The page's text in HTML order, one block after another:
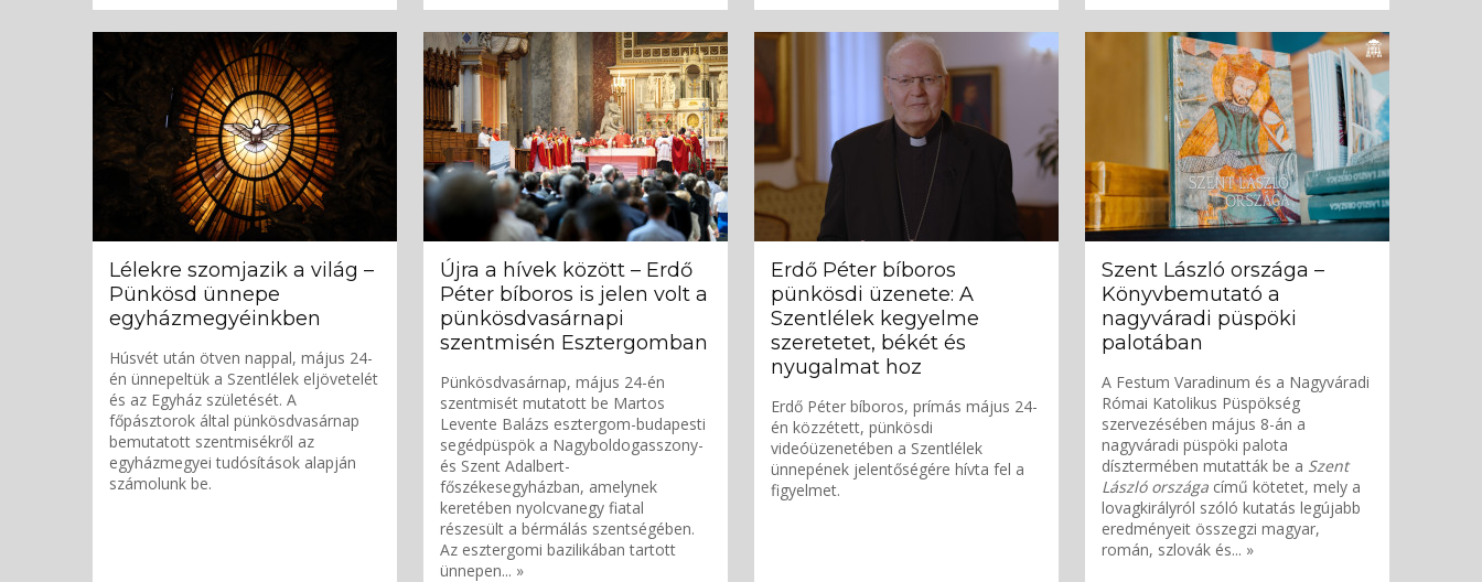
Lélekre szomjazik a világ –
Pünkösd ünnepe
egyházmegyéinkben
Húsvét után ötven nappal, május 24-
én ünnepeltük a Szentlélek eljövetelét
és az Egyház születését. A
főpásztorok által pünkösdvasárnap
bemutatott szentmisékről az
egyházmegyei tudósítások alapján
számolunk be.
Újra a hívek között – Erdő
Péter bíboros is jelen volt a
pünkösdvasárnapi
szentmisén Esztergomban
Pünkösdvasárnap, május 24-én
szentmisét mutatott be Martos
Levente Balázs esztergom-budapesti
segédpüspök a Nagyboldogasszony-
és Szent Adalbert-
főszékesegyházban, amelynek
keretében nyolcvanegy fiatal
részesült a bérmálás szentségében.
Az esztergomi bazilikában tartott
ünnepen... »
Erdő Péter bíboros
pünkösdi üzenete: A
Szentlélek kegyelme
szeretetet, békét és
nyugalmat hoz
Erdő Péter bíboros, prímás május 24-
én közzétett, pünkösdi
videóüzenetében a Szentlélek
ünnepének jelentőségére hívta fel a
figyelmet.
Szent László országa –
Könyvbemutató a
nagyváradi püspöki
palotában
A Festum Varadinum és a Nagyváradi
Római Katolikus Püspökség
szervezésében május 8-án a
nagyváradi püspöki palota
dísztermében mutatták be a Szent
László országa című kötetet, mely a
lovagkirályról szóló kutatás legújabb
eredményeit összegzi magyar,
román, szlovák és... »